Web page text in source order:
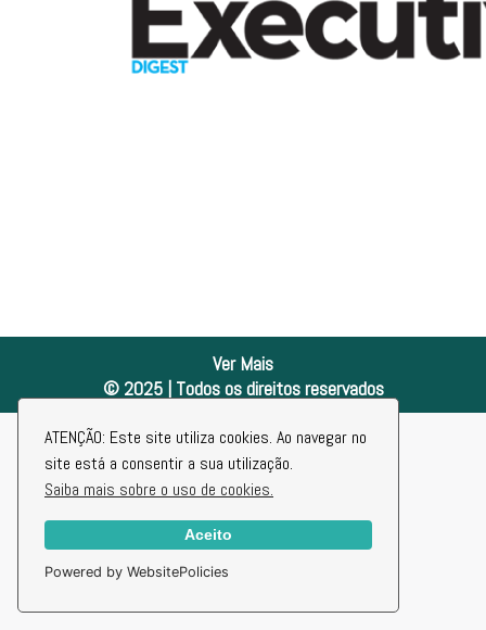
ATENÇÃO: Este site utiliza cookies. Ao navegar no
site está a consentir a sua utilização.
Saiba mais sobre o uso de cookies.
Aceito
Powered by WebsitePolicies
Ver Mais
© 2025 | Todos os direitos reservados